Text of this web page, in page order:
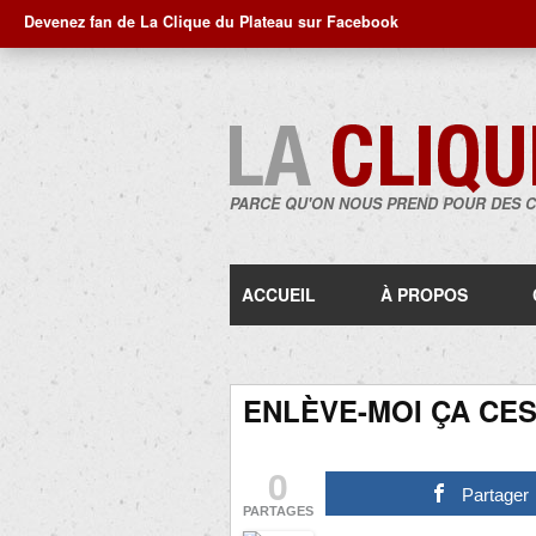
Devenez fan de La Clique du Plateau sur Facebook
PARCE QU'ON NOUS PREND POUR DES
ACCUEIL À PROPOS
ENLÈVE-MOI ÇA
0
PARTAGES
Partager